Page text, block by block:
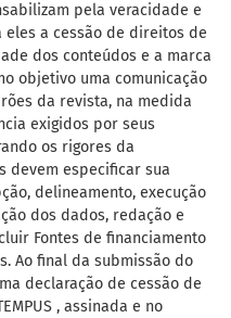
pela veracidade e
a cessão de direitos de
dos conteúdos e a marca
objetivo uma comunicação
da revista, na medida
exigidos por seus
os rigores da
devem especificar sua
delineamento, execução
dos dados, redação e
Fontes de financiamento
Ao final da submissão do
declaração de cessão de
, assinada e no